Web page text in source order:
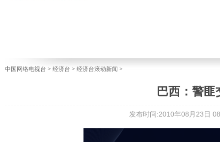
中国网络电视台 > 经济台 > 经济台滚动新闻 >
巴西：警
发布时间:2010年08月23日